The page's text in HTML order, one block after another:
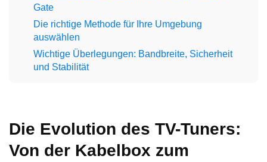
Gate
Die richtige Methode für Ihre Umgebung
auswählen
Wichtige Überlegungen: Bandbreite, Sicherheit
und Stabilität
Die Evolution des TV-Tuners:
Von der Kabelbox zum